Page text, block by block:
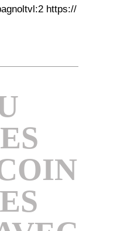
https://